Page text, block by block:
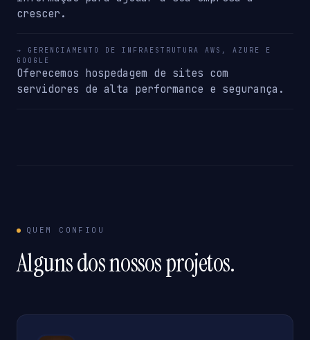
crescer.
→ GERENCIAMENTO DE INFRAESTRUTURA AWS, AZURE E
GOOGLE
Oferecemos hospedagem de sites com
servidores de alta performance e segurança.
QUEM CONFIOU
Alguns dos nossos projetos.